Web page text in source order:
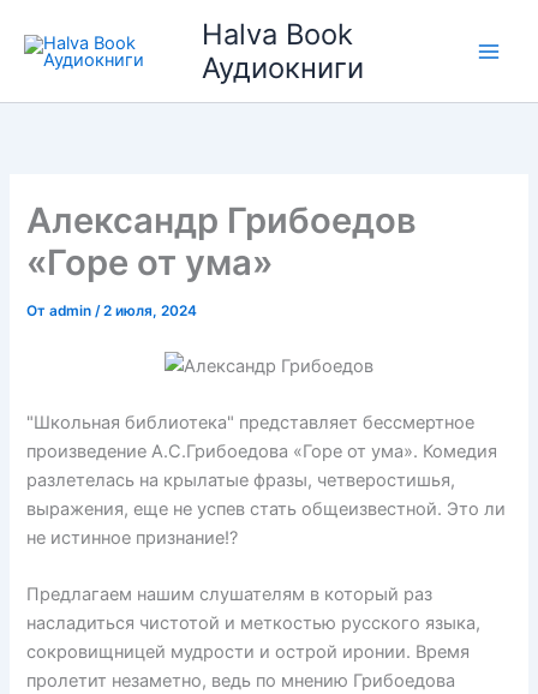
содержимому
Halva Book
Аудиокниги
Александр Грибоедов
«Горе от ума»
Отadmin/2 июля, 2024
"Школьная библиотека" представляет бессмертное
произведение А.С.Грибоедова «Горе от ума». Комедия
разлетелась на крылатые фразы, четверостишья,
выражения, еще не успев стать общеизвестной. Это ли
не истинное признание!?
Предлагаем нашим слушателям в который раз
насладиться чистотой и меткостью русского языка,
сокровищницей мудрости и острой иронии. Время
пролетит незаметно, ведь по мнению Грибоедова